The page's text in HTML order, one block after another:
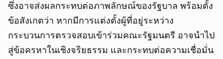
ซึ่งอาจส่งผลกระทบต่อภาพลักษณ์ของรัฐบาล พร้อมตั้ง
ข้อสังเกตว่า หากมีการแต่งตั้งผู้ที่อยู่ระหว่าง
กระบวนการตรวจสอบเข้าร่วมคณะรัฐมนตรี อาจนำไป
สู่ข้อครหาในเชิงจริยธรรม และกระทบต่อความเชื่อมั่น